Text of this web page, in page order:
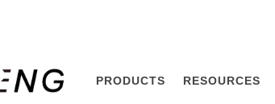
PRODUCTS RESOURCES